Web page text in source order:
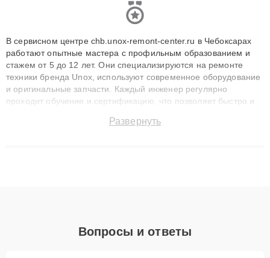
В сервисном центре chb.unox-remont-center.ru в Чебоксарах
работают опытные мастера с профильным образованием и
стажем от 5 до 12 лет. Они специализируются на ремонте
техники бренда Unox, используют современное оборудование
и оригинальные запчасти. Каждый инженер регулярно
проходит обучение и сертификацию, что позволяет быстро и
сохранением гарантии до 3 лет. Наши мастера решают
Развернуть
Вопросы и ответы